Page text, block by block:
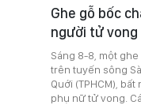
Ghe gỗ bốc
người tử vong
Sáng 8-8, một
trên tuyến sông
Quới (TPHCM),
phụ nữ tử vong.